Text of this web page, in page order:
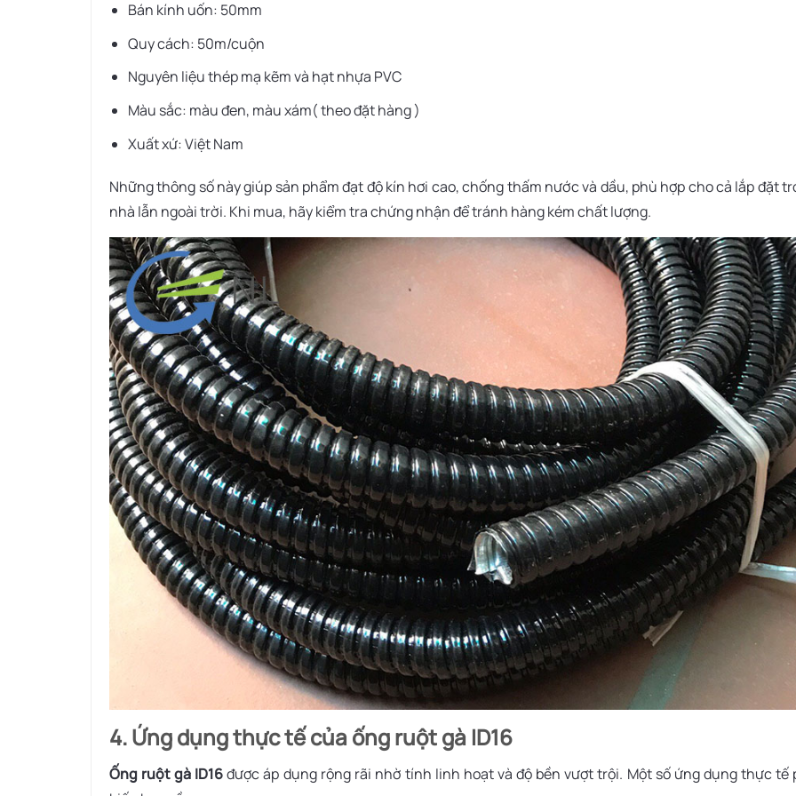
Bán kính uốn: 50mm
Quy cách: 50m/cuộn
Nguyên liệu thép mạ kẽm và hạt nhựa PVC
Màu sắc: màu đen, màu xám( theo đặt hàng )
Xuất xứ: Việt Nam
Những thông số này giúp sản phẩm đạt độ kín hơi cao, chống thấm nước và dầu, phù hợp cho cả lắp đặt
nhà lẫn ngoài trời. Khi mua, hãy kiểm tra chứng nhận để tránh hàng kém chất lượng.
4. Ứng dụng thực tế của ống ruột gà ID16
Ống ruột gà ID16được áp dụng rộng rãi nhờ tính linh hoạt và độ bền vượt trội. Một số ứng dụng thực tế